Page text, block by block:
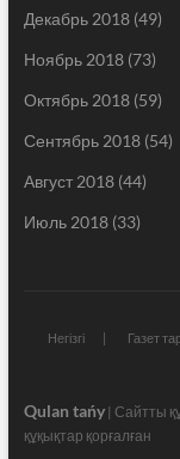
Декабрь 2018(49)
Ноябрь 2018(73)
Октябрь 2018(59)
Сентябрь 2018(54)
Август 2018(44)
Июль 2018(33)
Негізгі Газет
Qulan tańy| Сайтты
құқықтар қорғалған